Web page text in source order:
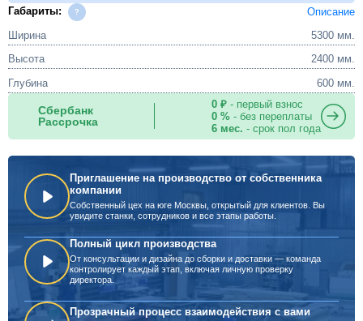
Габариты:
Описание
Ширина
5300 мм.
Высота
2400 мм.
Глубина
600 мм.
Сбербанк
Рассрочка
0 ₽- первый взнос
0 %- без переплаты
6 мес. - срок пол года
Приглашение на производство от собственника
компании
Собственный цех на юге Москвы, открытый для клиентов. Вы
увидите станки, сотрудников и все этапы работы.
Полный цикл производства
От консультации и дизайна до сборки и доставки — команда
контролирует каждый этап, включая личную проверку
директора.
Прозрачный процесс взаимодействия с вами